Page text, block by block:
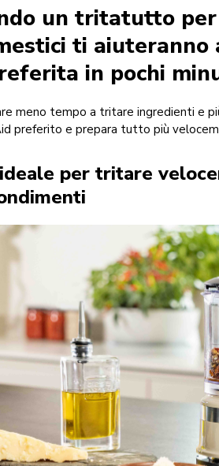
un tritatutto
ti aiuteranno
in pochi
meno tempo a tritare ingredienti e
preferito e prepara tutto più
per tritare